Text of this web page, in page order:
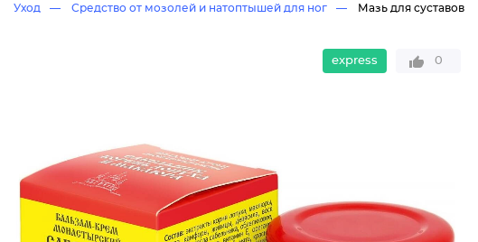
Уход Средство от мозолей и натоптышей для ног Мазь для суставов
express 0